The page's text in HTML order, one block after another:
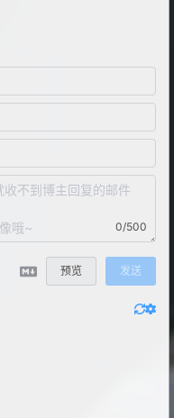
0/500
预览 发送